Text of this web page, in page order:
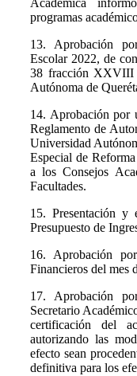
Académica
programas
13. Aprobación
Escolar 2022, de
38 fracción XXVIII
Autónoma de
14. Aprobación por
Reglamento de
Universidad
Especial de
a los Consejos
Facultades.
15. Presentación y
Presupuesto de
16. Aprobación
Financieros del mes
17. Aprobación
Secretario
certificación del
autorizando las
efecto sean
definitiva para los